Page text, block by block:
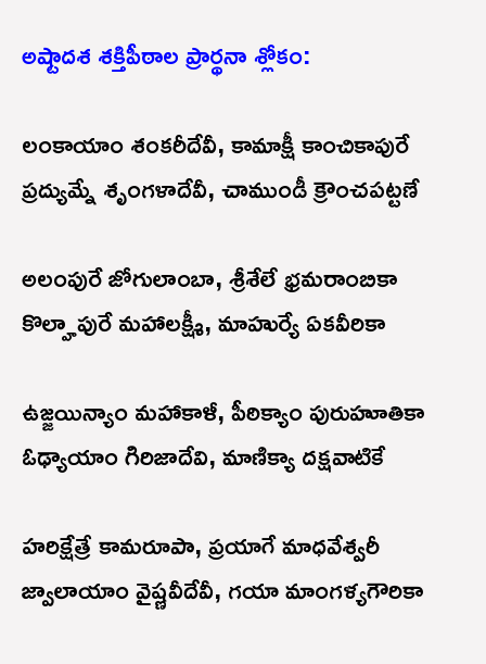
అష్టాదశ శక్తిపీఠాల ప్రార్థనా శ్లోకం:
లంకాయాం శంకరీదేవీ, కామాక్షీ కాంచికాపురే
ప్రద్యుమ్నే శృంగళాదేవీ, చాముండీ క్రౌంచపట్టణే
అలంపురే జోగులాంబా, శ్రీశేలే భ్రమరాంబికా
కొల్హాపురే మహాలక్ష్మీ, మాహుర్యే ఏకవీరికా
ఉజ్జయిన్యాం మహాకాళీ, పీఠిక్యాం పురుహూతికా
ఓఢ్యాయాం గిరిజాదేవి, మాణిక్యా దక్షవాటికే
హరిక్షేత్రే కామరూపా, ప్రయాగే మాధవేశ్వరీ
జ్వాలాయాం వైష్ణవీదేవీ, గయా మాంగళ్యగౌరికా